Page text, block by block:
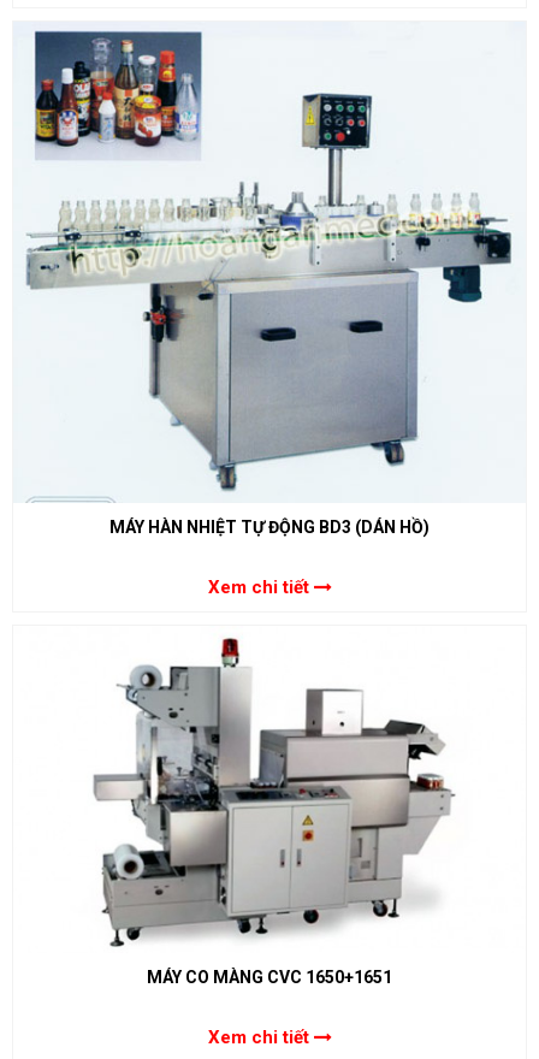
MÁY HÀN NHIỆT TỰ ĐỘNG BD3 (DÁN HỒ)
Xem chi tiết
MÁY CO MÀNG CVC 1650+1651
Xem chi tiết